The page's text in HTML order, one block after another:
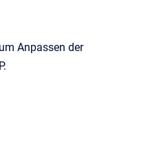
Anpassen der